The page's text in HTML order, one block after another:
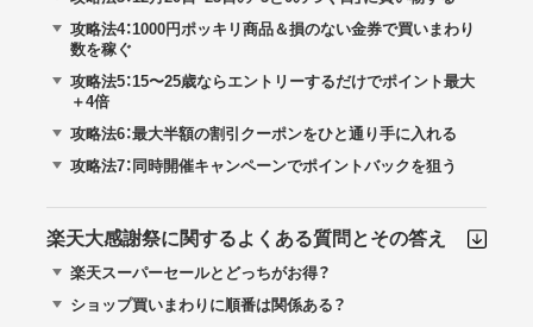
攻略法4：1000円ポッキリ商品＆損のない金券で買いまわり
数を稼ぐ
攻略法5：15〜25歳ならエントリーするだけでポイント最大
＋4倍
攻略法6：最大半額の割引クーポンをひと通り手に入れる
攻略法7：同時開催キャンペーンでポイントバックを狙う
楽天大感謝祭に関するよくある質問とその答え
楽天スーパーセールとどっちがお得？
ショップ買いまわりに順番は関係ある？